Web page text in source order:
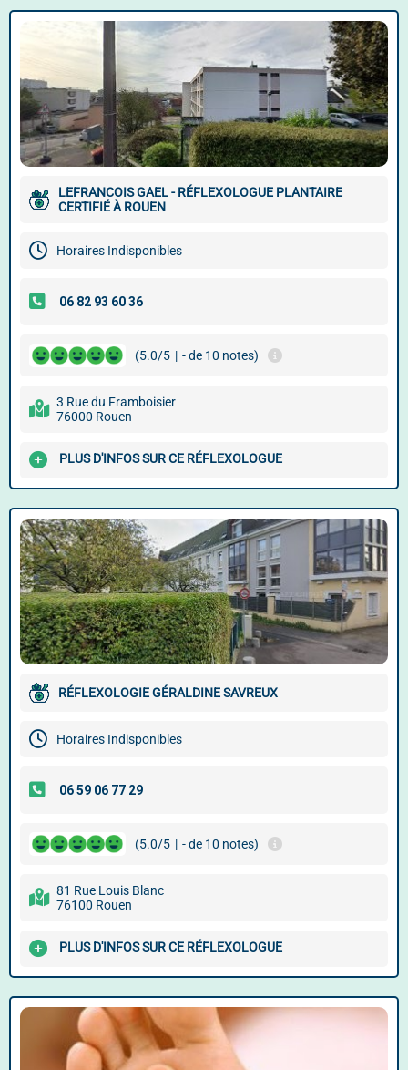
LEFRANCOIS GAEL - RÉFLEXOLOGUE PLANTAIRE
CERTIFIÉ À ROUEN
Horaires Indisponibles
(5.0/5 | - de 10 notes)
3 Rue du Framboisier
76000 Rouen
PLUS D'INFOS SUR CE RÉFLEXOLOGUE
RÉFLEXOLOGIE GÉRALDINE SAVREUX
Horaires Indisponibles
(5.0/5 | - de 10 notes)
81 Rue Louis Blanc
76100 Rouen
PLUS D'INFOS SUR CE RÉFLEXOLOGUE